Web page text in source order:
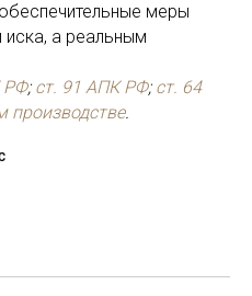
меры
иска, а реальным
РФ; ст. 91 АПК РФ; ст. 64
производстве.